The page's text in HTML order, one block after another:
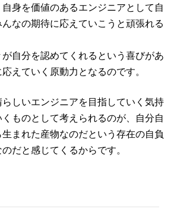
身を価値のあるエンジニアとして自
なの期待に応えていこうと頑張れる
自分を認めてくれるという喜びがあ
えていく原動力となるのです。
しいエンジニアを目指していく気持
ものとして考えられるのが、自分自
まれた産物なのだという存在の自負
だと感じてくるからです。